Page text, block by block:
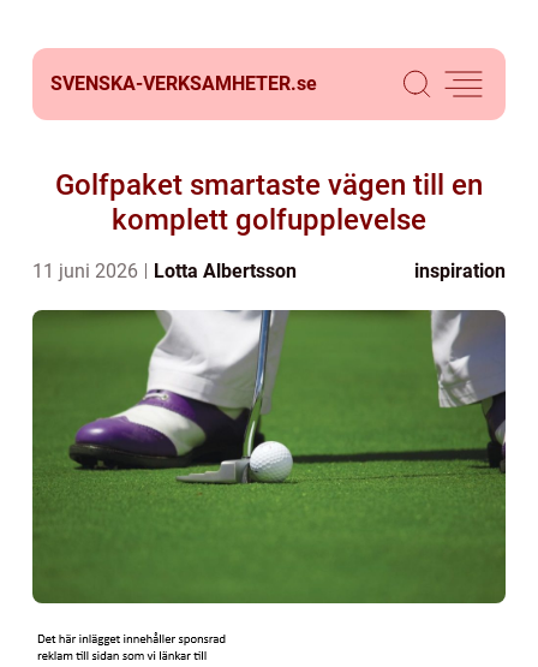
SVENSKA-VERKSAMHETER.se
Golfpaket smartaste vägen till en
komplett golfupplevelse
11 juni 2026 Lotta Albertsson inspiration